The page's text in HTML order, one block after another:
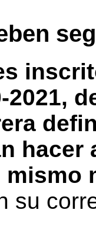
2021,
hacer
mismo
su